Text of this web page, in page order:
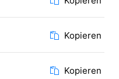
Kopieren
Kopieren